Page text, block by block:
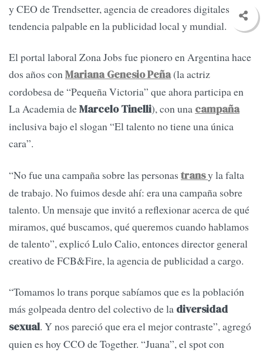
y CEO de Trendsetter, agencia de creadores digitales. Una
tendencia palpable en la publicidad local y mundial.
El portal laboral Zona Jobs fue pionero en Argentina hace
dos años conMariana Genesio Peña(la actriz
cordobesa de “Pequeña Victoria” que ahora participa en
La Academia deMarcelo Tinelli), con una campaña
inclusiva bajo el slogan “El talento no tiene una única
cara”.
“No fue una campaña sobre las personas transy la falta
de trabajo. No fuimos desde ahí: era una campaña sobre
talento. Un mensaje que invitó a reflexionar acerca de qué
miramos, qué buscamos, qué queremos cuando hablamos
de talento”, explicó Lulo Calio, entonces director general
creativo de FCB&Fire, la agencia de publicidad a cargo.
“Tomamos lo trans porque sabíamos que es la población
más golpeada dentro del colectivo de la diversidad
sexual. Y nos pareció que era el mejor contraste”, agregó
quien es hoy CCO de Together. “Juana”, el spot con